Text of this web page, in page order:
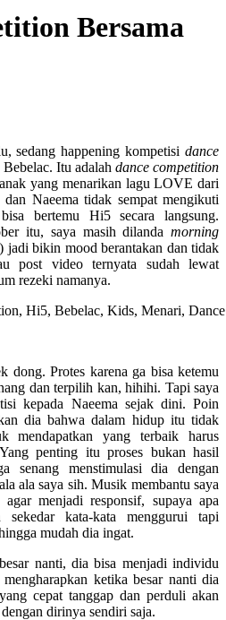
Bersama
sedang happening kompetisi dance
Itu adalah dance competition
yang menarikan lagu LOVE dari
Naeema tidak sempat mengikuti
bertemu Hi5 secara langsung.
itu, saya masih dilanda morning
jadi bikin mood berantakan dan tidak
post video ternyata sudah lewat
rezeki namanya.
dong. Protes karena ga bisa ketemu
dan terpilih kan, hihihi. Tapi saya
kepada Naeema sejak dini. Poin
dia bahwa dalam hidup itu tidak
mendapatkan yang terbaik harus
penting itu proses bukan hasil
senang menstimulasi dia dengan
ala saya sih. Musik membantu saya
menjadi responsif, supaya apa
kata-kata menggurui tapi
mudah dia ingat.
nanti, dia bisa menjadi individu
ketika besar nanti dia
cepat tanggap dan perduli akan
dirinya sendiri saja.